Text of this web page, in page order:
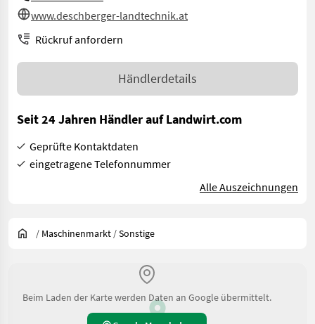
www.deschberger-landtechnik.at
Rückruf anfordern
Händlerdetails
Seit 24 Jahren Händler auf Landwirt.com
Geprüfte Kontaktdaten
eingetragene Telefonnummer
Alle Auszeichnungen
/ Maschinenmarkt /Sonstige
Beim Laden der Karte werden Daten an Google übermittelt.